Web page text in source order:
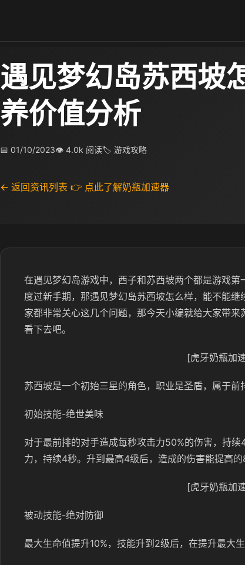
遇见梦幻岛苏西坡
养价值分析
📅 01/10/2023👁 4.0k 阅读🏷 游戏攻略
← 返回资讯列表 👉 点此了解奶瓶加速器
在遇见梦幻岛游戏中，西子和苏西坡两个都是游戏
度过新手期，那遇见梦幻岛苏西坡怎么样，能不能
家都非常关心这几个问题，那今天小编就给大家带
看下去吧。
[虎牙奶瓶加
苏西坡是一个初始三星的角色，职业是圣盾，属于前
初始技能-绝世美味
对于最前排的对手造成每秒攻击力50%的伤害，持
力，持续4秒。升到最高4级后，造成的伤害能提高的
[虎牙奶瓶加
被动技能-绝对防御
最大生命值提升10%，技能升到2级后，在提升最大